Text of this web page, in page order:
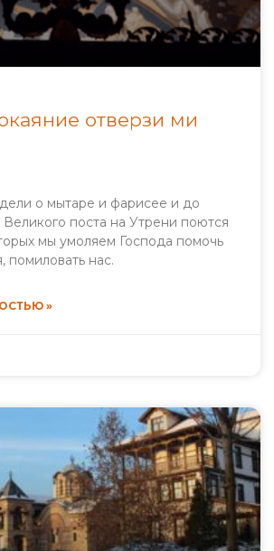
отверзи ми
о мытаре и фарисее и до
поста на Утрени поются
мы умоляем Господа помочь
помиловать нас.
»